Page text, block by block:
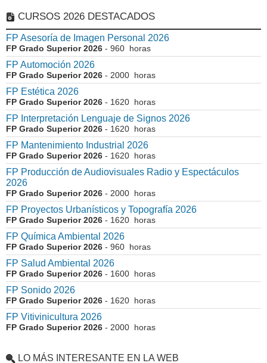
CURSOS 2026 DESTACADOS
FP Asesoría de Imagen Personal 2026
FP Grado Superior 2026 - 960 horas
FP Automoción 2026
FP Grado Superior 2026 - 2000 horas
FP Estética 2026
FP Grado Superior 2026 - 1620 horas
FP Interpretación Lenguaje de Signos 2026
FP Grado Superior 2026 - 1620 horas
FP Mantenimiento Industrial 2026
FP Grado Superior 2026 - 1620 horas
FP Producción de Audiovisuales Radio y Espectáculos
2026
FP Grado Superior 2026 - 2000 horas
FP Proyectos Urbanísticos y Topografía 2026
FP Grado Superior 2026 - 1620 horas
FP Química Ambiental 2026
FP Grado Superior 2026 - 960 horas
FP Salud Ambiental 2026
FP Grado Superior 2026 - 1600 horas
FP Sonido 2026
FP Grado Superior 2026 - 1620 horas
FP Vitivinicultura 2026
FP Grado Superior 2026 - 2000 horas
LO MÁS INTERESANTE EN LA WEB